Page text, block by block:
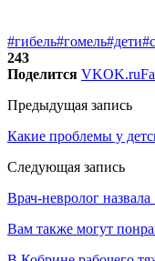
#гибель#гомель#дети
243
Поделится VKOK.ru
Предыдущая запись
Какие проблемы у
Следующая запись
Врач-невролог
Вам также могут